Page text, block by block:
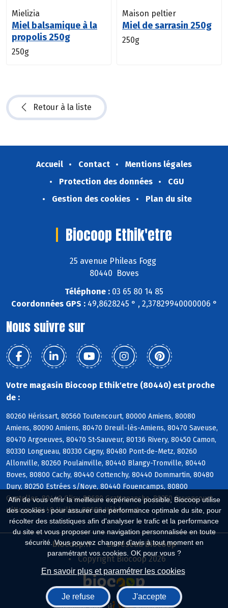
Afin de vous offrir la meilleure expérience possible, Biocoop utilise
des cookies : pour assurer une performance optimale du site, pour
récolter des statistiques afin d'analyser le trafic et la performance
du site et vous proposer une navigation personnalisée en toute
sécurité. Vous pouvez changer d'avis à tout moment en
paramétrant vos cookies. OK pour vous ?
En savoir plus et paramétrer les cookies
Je refuse J'accepte
Mielizia
Miel balsamique à la
propolis 250g
250g
Maison peltier
Miel de sarrasin 250g
250g
Retour à la liste
Accueil Contact
Mentions légales
Protection des données
CGU
Gestion des cookies
Plan du site
Biocoop Ethik'etre
25 avenue Phileas Fogg
80440 Boves
Téléphone : 03 65 80 14 85
Coordonnées GPS :49,8628245 ° , 2,37829940000006 °
Nous suivre sur
Votre magasin Biocoop Ethik'etre (80440) est proche
de :
80260 Hérissart, 80560 Toutencourt, 80000 Amiens, 80080
Amiens, 80090 Amiens, 80470 Dreuil-lès-Amiens, 80470 Saveuse,
80470 Argoeuves, 80470 St-Sauveur, 80136 Rivery, 80450 Camon,
80330 Longueau, 80330 Cagny, 80480 Pont-de-Metz, 80260
Allonville, 80260 Poulainville, 80440 Blangy-Tronville, 80440
Boves, 80800 Cachy, 80440 Cottenchy, 80440 Dommartin, 80480
Dury, 80250 Estrées s/Noye, 80440 Fouencamps, 80800
Gentelles, 80440 Glisy, 80680 Grattepanche, 80250 Guyencourt
s/Noye, 80440 Hailles, 80680 Hébécourt
Biocoop.fr
Le réseau Biocoop
Copyright Biocoop 2026
Réalisé par